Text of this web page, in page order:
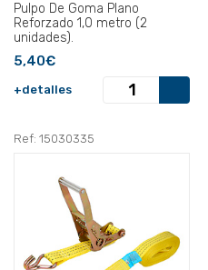
Pulpo De Goma Plano
Reforzado 1,0 metro (2
unidades).
5,40€
+detalles
Ref: 15030335